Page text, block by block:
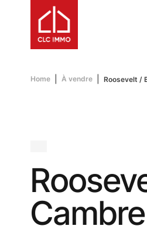
Home À vendre Roosevelt /
Cambre